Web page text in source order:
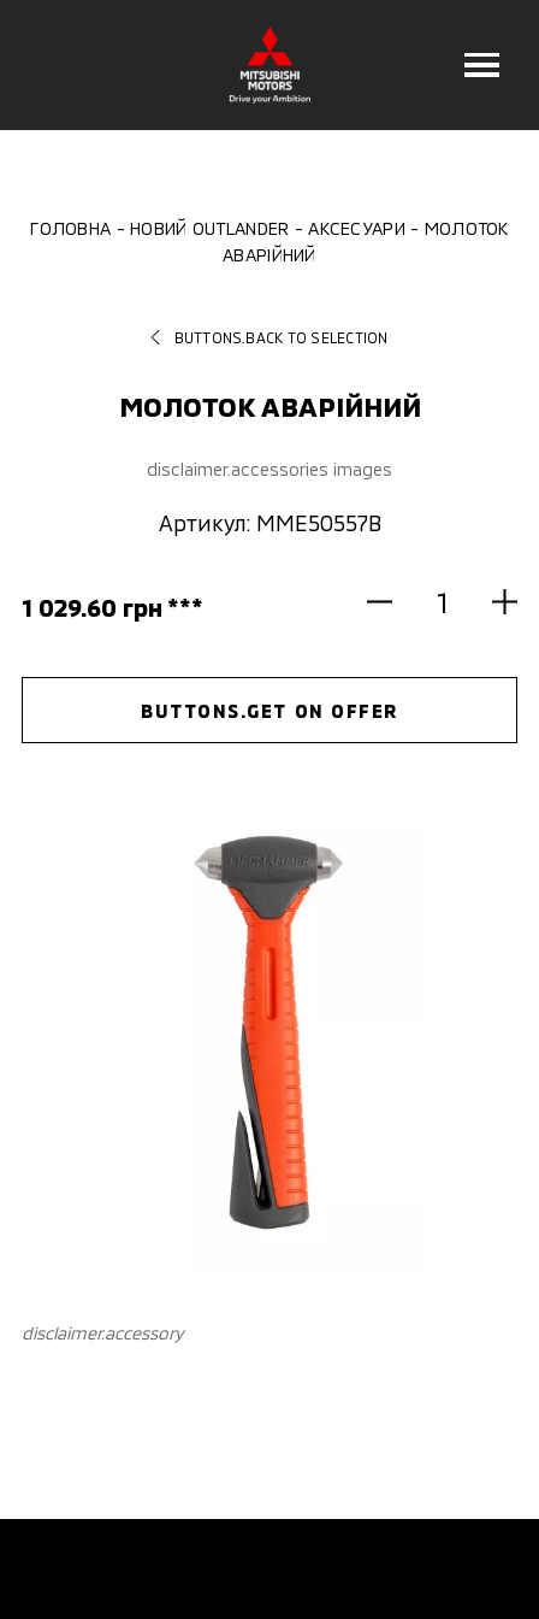
ГОЛОВНА НОВИЙ OUTLANDER АКСЕСУАРИ
МОЛОТОК
АВАРІЙНИЙ
BUTTONS.BACK TO SELECTION
МОЛОТОК АВАРІЙНИЙ
disclaimer.accessories images
Артикул: MME50557B
1 029.60 грн ***
BUTTONS.GET ON OFFER
disclaimer.аccessory